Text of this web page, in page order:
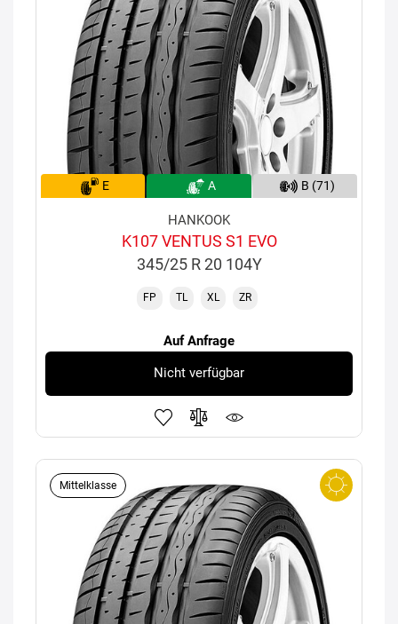
E A B (71)
HANKOOK
K107 VENTUS S1 EVO
345/25 R 20 104Y
FP TL XL ZR
Auf Anfrage
Nicht verfügbar
Mittelklasse